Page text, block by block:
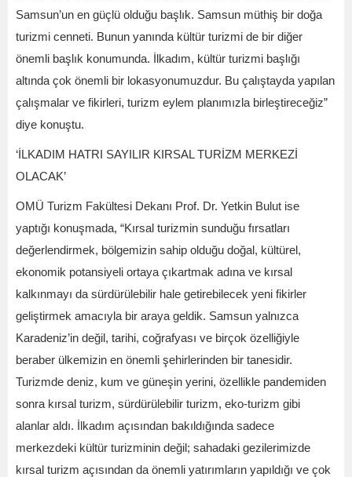
Samsun’un en güçlü olduğu başlık. Samsun müthiş bir doğa
turizmi cenneti. Bunun yanında kültür turizmi de bir diğer
önemli başlık konumunda. İlkadım, kültür turizmi başlığı
altında çok önemli bir lokasyonumuzdur. Bu çalıştayda yapılan
çalışmalar ve fikirleri, turizm eylem planımızla birleştireceğiz”
diye konuştu.
‘İLKADIM HATRI SAYILIR KIRSAL TURİZM MERKEZİ
OLACAK’
OMÜ Turizm Fakültesi Dekanı Prof. Dr. Yetkin Bulut ise
yaptığı konuşmada, “Kırsal turizmin sunduğu fırsatları
değerlendirmek, bölgemizin sahip olduğu doğal, kültürel,
ekonomik potansiyeli ortaya çıkartmak adına ve kırsal
kalkınmayı da sürdürülebilir hale getirebilecek yeni fikirler
geliştirmek amacıyla bir araya geldik. Samsun yalnızca
Karadeniz’in değil, tarihi, coğrafyası ve birçok özelliğiyle
beraber ülkemizin en önemli şehirlerinden bir tanesidir.
Turizmde deniz, kum ve güneşin yerini, özellikle pandemiden
sonra kırsal turizm, sürdürülebilir turizm, eko-turizm gibi
alanlar aldı. İlkadım açısından bakıldığında sadece
merkezdeki kültür turizminin değil; sahadaki gezilerimizde
kırsal turizm açısından da önemli yatırımların yapıldığı ve çok